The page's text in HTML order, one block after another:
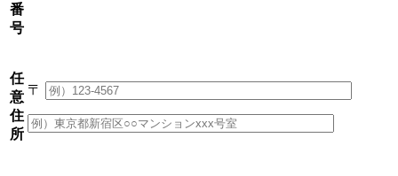
番
号
任
意
住
所
〒